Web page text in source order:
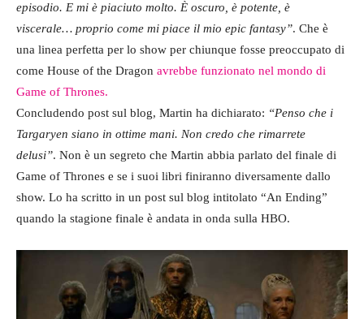
episodio. E mi è piaciuto molto. È oscuro, è potente, è
viscerale… proprio come mi piace il mio epic fantasy”. Che è
una linea perfetta per lo show per chiunque fosse preoccupato di
come House of the Dragon avrebbe funzionato nel mondo di
Game of Thrones.
Concludendo post sul blog, Martin ha dichiarato: “Penso che i
Targaryen siano in ottime mani. Non credo che rimarrete
delusi”. Non è un segreto che Martin abbia parlato del finale di
Game of Thrones e se i suoi libri finiranno diversamente dallo
show. Lo ha scritto in un post sul blog intitolato “An Ending”
quando la stagione finale è andata in onda sulla HBO.